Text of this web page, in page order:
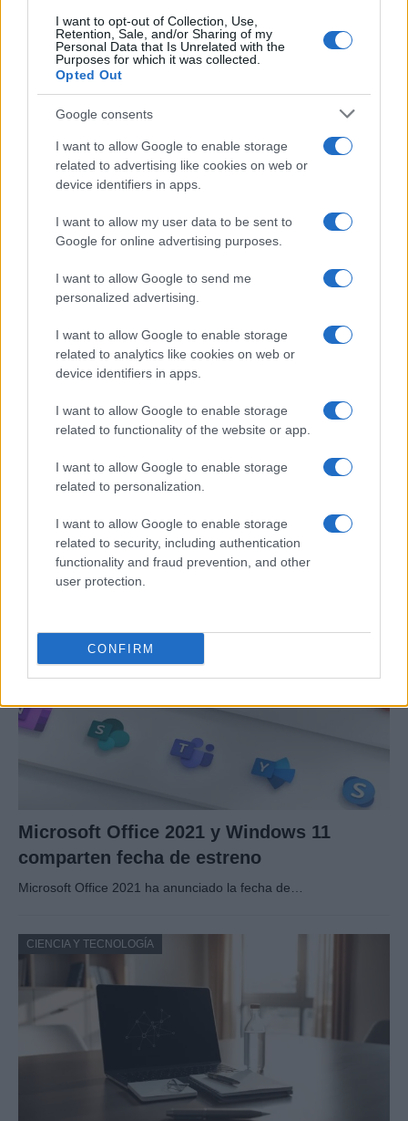
I want to opt-out of Collection, Use,
Retention, Sale, and/or Sharing of my
Personal Data that Is Unrelated with the
Purposes for which it was collected.
Opted Out
Google consents
I want to allow Google to enable storage
related to advertising like cookies on web or
device identifiers in apps.
I want to allow my user data to be sent to
Google for online advertising purposes.
I want to allow Google to send me
personalized advertising.
I want to allow Google to enable storage
related to analytics like cookies on web or
device identifiers in apps.
I want to allow Google to enable storage
related to functionality of the website or app.
I want to allow Google to enable storage
related to personalization.
I want to allow Google to enable storage
related to security, including authentication
functionality and fraud prevention, and other
user protection.
CONFIRM
Super Street Fighter IV: más información
sobre Juri, la nueva guerrera
Los juegos de lucha, orientados sin duda a…
CIENCIA Y TECNOLOGÍA
Eclipse solar 2026: Todo lo que necesitas
saber sobre el evento astronómico
El 8 de abril de 2026, el cielo…
Microsoft Office 2021 y Windows 11
comparten fecha de estreno
Microsoft Office 2021 ha anunciado la fecha de…
CIENCIA Y TECNOLOGÍA